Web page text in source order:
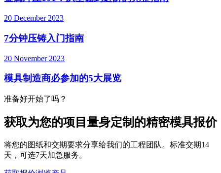
20 December 2023
7分钟压铸入门指南
20 November 2023
模具制造商必参加的5大展览
准备好开始了吗？
获取为您的项目量身定制的精密模具报价
将您的图纸和交期要求分享给我们的工程团队。标准交期14
天，可选7天加急服务。